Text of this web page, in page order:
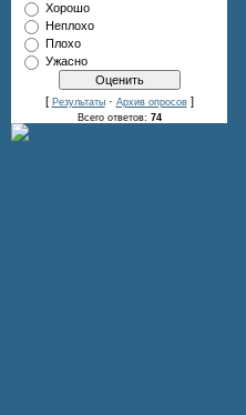
Хорошо
Неплохо
Плохо
Ужасно
[ Результаты· Архив опросов]
Всего ответов: 74